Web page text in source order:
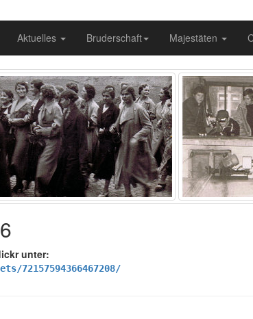
Aktuelles Bruderschaft Majestäten
unter:
72157594366467208/